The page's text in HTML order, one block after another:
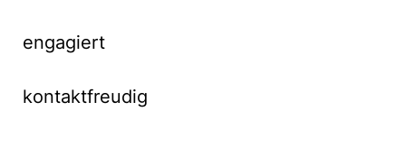
engagiert
kontaktfreudig